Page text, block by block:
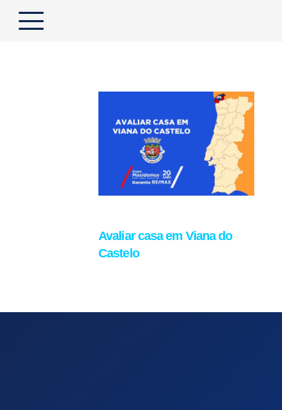
Avaliar casa em Viana do
Castelo